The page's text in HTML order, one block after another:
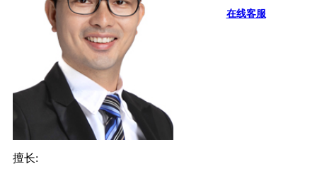
在线客服
擅长: